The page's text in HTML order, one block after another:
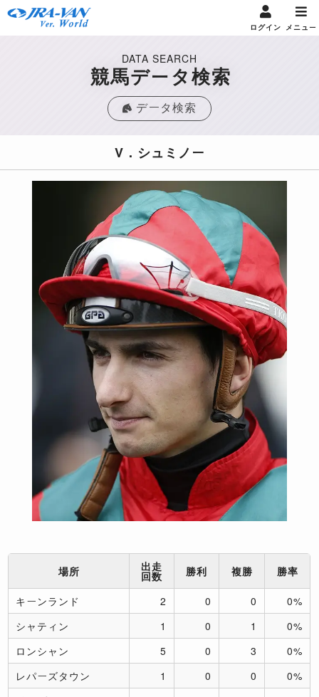
ログイン メニュー
DATA SEARCH
競馬データ検索
データ検索
V．シュミノー
場所 出走
回数 勝利 複勝 勝率
キーンランド 2 0 0
0%
シャティン
1 0 1
0%
ロンシャン
5 0 3
0%
レパーズタウン
1 0 0
0%